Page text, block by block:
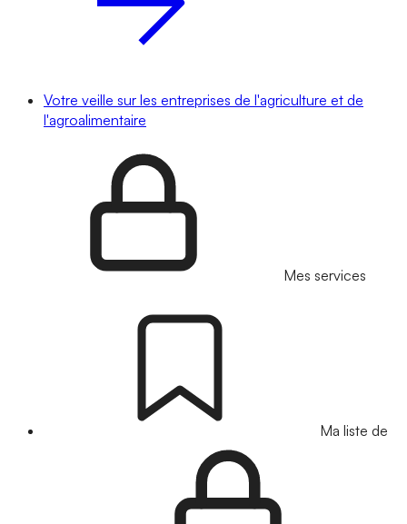
Votre veille sur les entreprises de l'agriculture et de
l'agroalimentaire
Mes services
Ma liste de